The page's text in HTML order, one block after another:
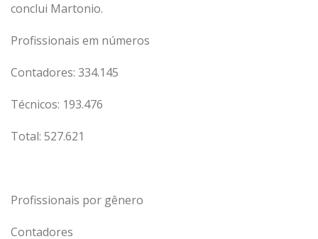
conclui Martonio.
Profissionais em números
Contadores: 334.145
Técnicos: 193.476
Total: 527.621
Profissionais por gênero
Contadores